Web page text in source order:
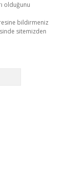
olduğunu
bildirmeniz
sitemizden